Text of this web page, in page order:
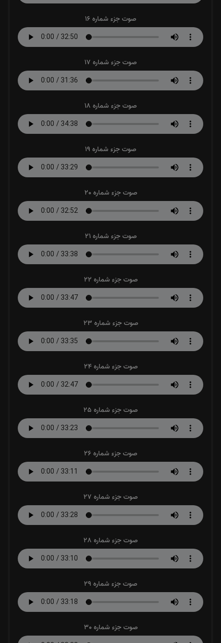
صوت جزء شماره 16
صوت جزء شماره 17
صوت جزء شماره 18
صوت جزء شماره 19
صوت جزء شماره 20
صوت جزء شماره 21
صوت جزء شماره 22
صوت جزء شماره 23
صوت جزء شماره 24
صوت جزء شماره 25
صوت جزء شماره 26
صوت جزء شماره 27
صوت جزء شماره 28
صوت جزء شماره 29
صوت جزء شماره 30